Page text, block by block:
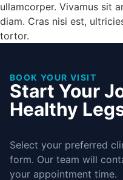
ullamcorper. Vivamus sit
diam. Cras nisi est,
tortor.
BOOK YOUR VISIT
Start Your
Healthy
Select your preferred
form. Our team will
your appointment time.